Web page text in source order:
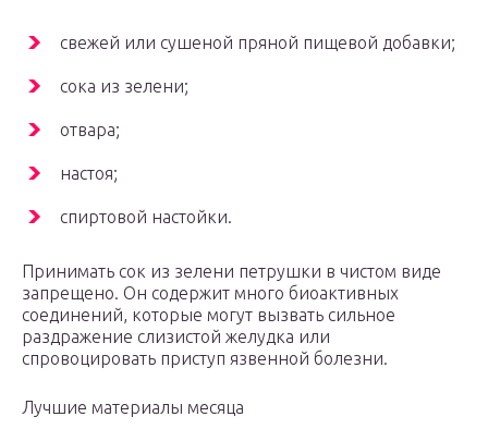
свежей или сушеной пряной пищевой добавки;
сока из зелени;
отвара;
настоя;
спиртовой настойки.
Принимать сок из зелени петрушки в чистом виде
запрещено. Он содержит много биоактивных
соединений, которые могут вызвать сильное
раздражение слизистой желудка или
спровоцировать приступ язвенной болезни.
Лучшие материалы месяца